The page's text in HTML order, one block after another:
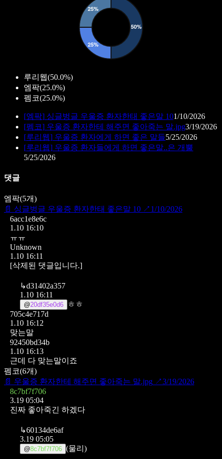
루리웹(50.0%)
엠팍(25.0%)
펨코(25.0%)
[엠팍] 싱글벙글 우울증 환자한태 좋은말 101/10/2026
[펨코] 우울증 환자한테 해주면 좋아죽는 말.jpg3/19/2026
[루리웹] 우울증 환자에게 하면 좋은 말들5/25/2026
[루리웹] 우울증 환자들에게 하면 좋은말..은 개뿔
5/25/2026
댓글
엠팍(5개)
📄 싱글벙글 우울증 환자한태 좋은말 10 ↗ 1/10/2026
6acc1e8e6c
1.10 16:10
ㅠㅠ
Unknown
1.10 16:11
[삭제된 댓글입니다.]
↳d31402a357
1.10 16:11
@20df35e0d6
ㅎㅎ
705c4e717d
1.10 16:12
맞는말
92450bd34b
1.10 16:13
근데 다 맞는말이죠
펨코(6개)
📄 우울증 환자한테 해주면 좋아죽는 말.jpg ↗3/19/2026
8c7bf7f706
3.19 05:04
진짜 좋아죽긴 하겠다
↳60134de6af
3.19 05:05
@8c7bf7f706 (물리)